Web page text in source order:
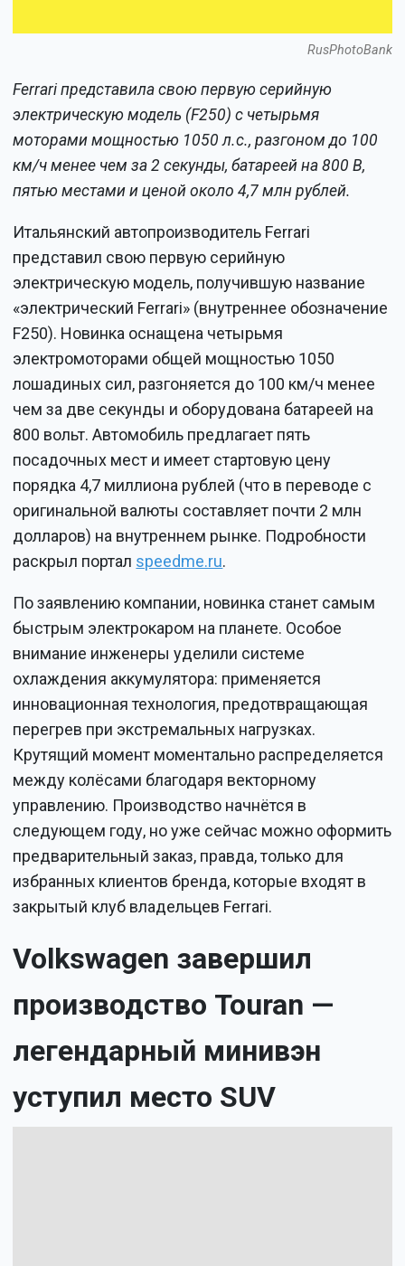
RusPhotoBank
Ferrari представила свою первую серийную
электрическую модель (F250) с четырьмя
моторами мощностью 1050 л.с., разгоном до 100
км/ч менее чем за 2 секунды, батареей на 800 В,
пятью местами и ценой около 4,7 млн рублей.
Итальянский автопроизводитель Ferrari
представил свою первую серийную
электрическую модель, получившую название
«электрический Ferrari» (внутреннее обозначение
F250). Новинка оснащена четырьмя
электромоторами общей мощностью 1050
лошадиных сил, разгоняется до 100 км/ч менее
чем за две секунды и оборудована батареей на
800 вольт. Автомобиль предлагает пять
посадочных мест и имеет стартовую цену
порядка 4,7 миллиона рублей (что в переводе с
оригинальной валюты составляет почти 2 млн
долларов) на внутреннем рынке. Подробности
раскрыл портал speedme.ru.
По заявлению компании, новинка станет самым
быстрым электрокаром на планете. Особое
внимание инженеры уделили системе
охлаждения аккумулятора: применяется
инновационная технология, предотвращающая
перегрев при экстремальных нагрузках.
Крутящий момент моментально распределяется
между колёсами благодаря векторному
управлению. Производство начнётся в
следующем году, но уже сейчас можно оформить
предварительный заказ, правда, только для
избранных клиентов бренда, которые входят в
закрытый клуб владельцев Ferrari.
Volkswagen завершил
производство Touran —
легендарный минивэн
уступил место SUV